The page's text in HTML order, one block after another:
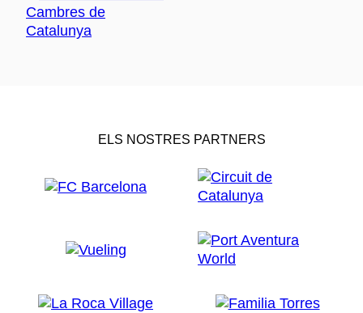
ELS NOSTRES PARTNERS